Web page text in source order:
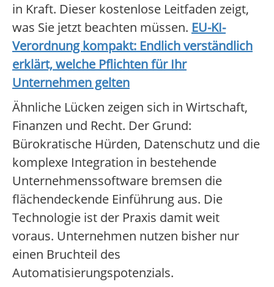
in Kraft. Dieser kostenlose Leitfaden zeigt,
was Sie jetzt beachten müssen. EU-KI-
Verordnung kompakt: Endlich verständlich
erklärt, welche Pflichten für Ihr
Unternehmen gelten
Ähnliche Lücken zeigen sich in Wirtschaft,
Finanzen und Recht. Der Grund:
Bürokratische Hürden, Datenschutz und die
komplexe Integration in bestehende
Unternehmenssoftware bremsen die
flächendeckende Einführung aus. Die
Technologie ist der Praxis damit weit
voraus. Unternehmen nutzen bisher nur
einen Bruchteil des
Automatisierungspotenzials.